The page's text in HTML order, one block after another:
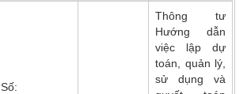
Số:
Thông tư
Hướng dẫn
việc lập dự
toán, quản lý,
sử dụng và